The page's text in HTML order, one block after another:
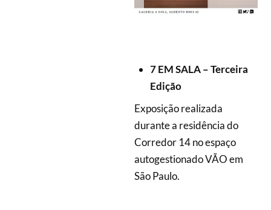
7 EM SALA – Terceira
Edição
Exposição realizada
durante a residência do
Corredor 14 no espaço
autogestionado VÃO em
São Paulo.